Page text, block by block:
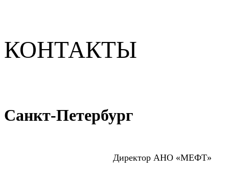
КОНТАКТЫ
Санкт-Петербург
Директор АНО «МЕФТ»